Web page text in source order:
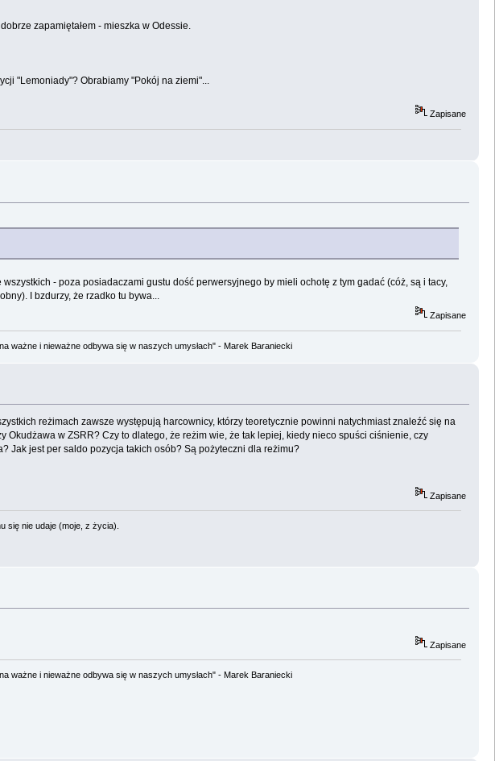
zapamiętałem - mieszka w Odessie.
"Lemoniady"? Obrabiamy "Pokój na ziemi"...
Zapisane
- poza posiadaczami gustu dość perwersyjnego by mieli ochotę z tym gadać (cóż, są i tacy,
I bzdurzy, że rzadko tu bywa...
Zapisane
ważne i nieważne odbywa się w naszych umysłach" - Marek Baraniecki
reżimach zawsze występują harcownicy, którzy teoretycznie powinni natychmiast znaleźć się na
Okudżawa w ZSRR? Czy to dlatego, że reżim wie, że tak lepiej, kiedy nieco spuści ciśnienie, czy
Jak jest per saldo pozycja takich osób? Są pożyteczni dla reżimu?
Zapisane
się nie udaje (moje, z życia).
Zapisane
ważne i nieważne odbywa się w naszych umysłach" - Marek Baraniecki